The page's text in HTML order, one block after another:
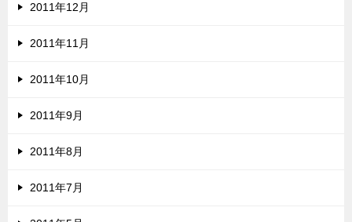
2011年12月
2011年11月
2011年10月
2011年9月
2011年8月
2011年7月